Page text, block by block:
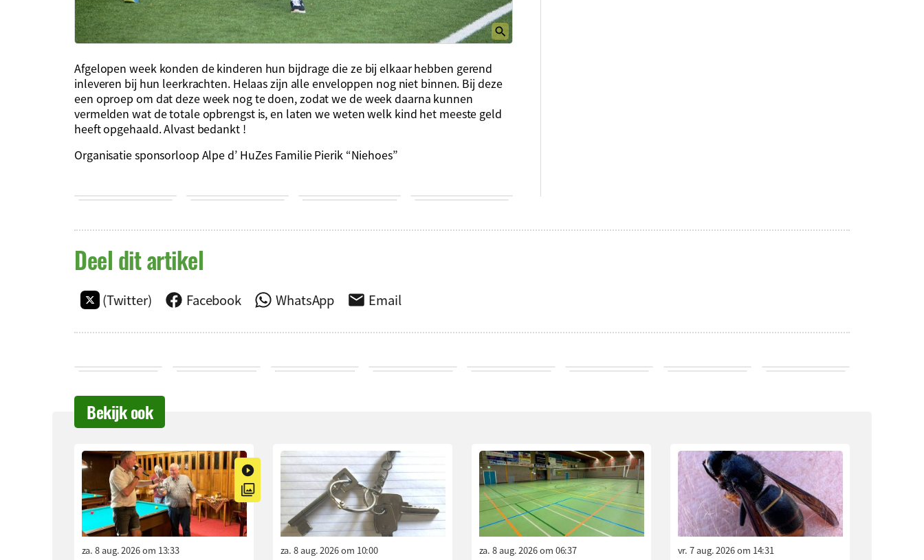
Afgelopen week konden de kinderen hun bijdrage die ze bij elkaar hebben gerend
inleveren bij hun leerkrachten. Helaas zijn alle enveloppen nog niet binnen. Bij deze
een oproep om dat deze week nog te doen, zodat we de week daarna kunnen
vermelden wat de totale opbrengst is, en laten we weten welk kind het meeste geld
heeft opgehaald. Alvast bedankt !
Organisatie sponsorloop Alpe d’ HuZes Familie Pierik “Niehoes”
Deel dit artikel
(Twitter) Facebook WhatsApp Email
Bekijk ook
za. 8 aug. 2026 om 13:33 za. 8 aug. 2026 om 10:00 za. 8 aug. 2026 om 06:37 vr. 7 aug. 2026 om 14:31